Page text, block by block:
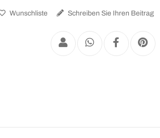
Wunschliste Schreiben Sie Ihren Beitrag